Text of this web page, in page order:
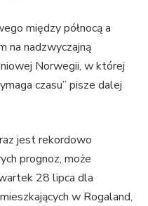
między północą a
na nadzwyczajną
Norwegii, w której
czasu” pisze dalej
jest rekordowo
prognoz, może
28 lipca dla
w Rogaland,